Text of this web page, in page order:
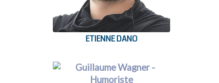
ETIENNE DANO